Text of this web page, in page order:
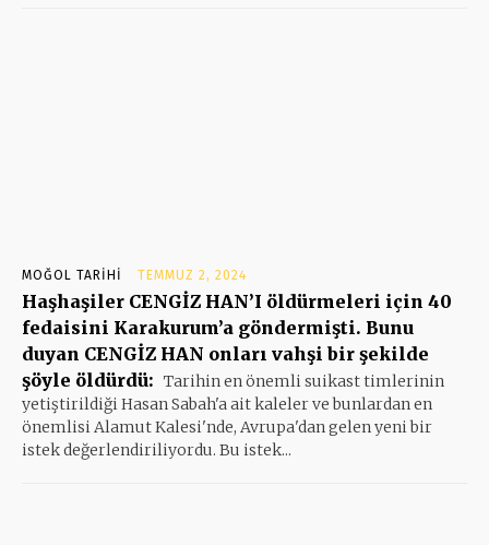
MOĞOL TARIHI TEMMUZ 2, 2024
Haşhaşiler CENGİZ HAN’I öldürmeleri için 40
fedaisini Karakurum’a göndermişti. Bunu
duyan CENGİZ HAN onları vahşi bir şekilde
şöyle öldürdü: Tarihin en önemli suikast timlerinin
yetiştirildiği Hasan Sabah'a ait kaleler ve bunlardan en
önemlisi Alamut Kalesi'nde, Avrupa'dan gelen yeni bir
istek değerlendiriliyordu. Bu istek...